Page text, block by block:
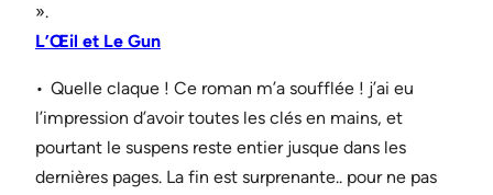
».
L’Œil et Le Gun
• Quelle claque ! Ce roman m’a soufflée ! j’ai eu
l’impression d’avoir toutes les clés en mains, et
pourtant le suspens reste entier jusque dans les
dernières pages. La fin est surprenante.. pour ne pas